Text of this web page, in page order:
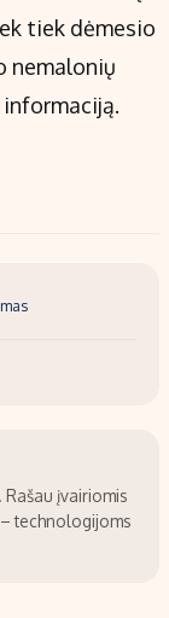
tiek dėmesio
nemalonių
įvairiomis
technologijoms